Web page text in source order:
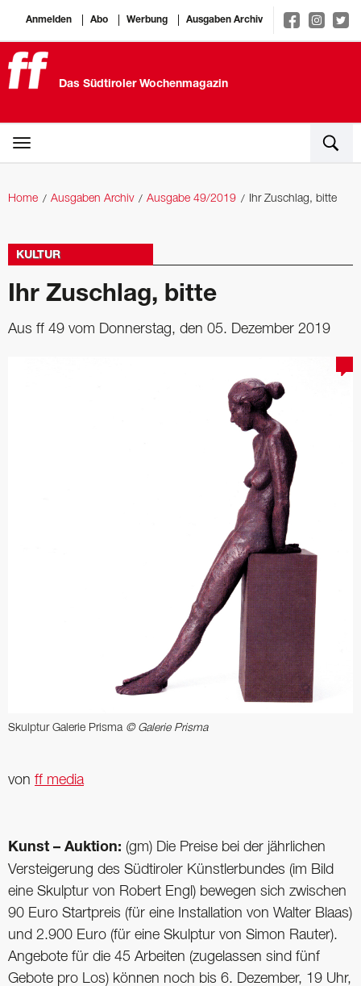
Anmelden Abo Werbung Ausgaben Archiv
Das Südtiroler Wochenmagazin
Home Ausgaben Archiv Ausgabe 49/2019 Ihr Zuschlag, bitte
KULTUR
Ihr Zuschlag, bitte
Aus ff 49 vom Donnerstag, den 05. Dezember 2019
Skulptur Galerie Prisma © Galerie Prisma
von ff media
Kunst – Auktion: (gm) Die Preise bei der jährlichen
Versteigerung des Südtiroler Künstlerbundes (im Bild
eine Skulptur von Robert Engl) bewegen sich zwischen
90 Euro Startpreis (für eine Installation von Walter Blaas)
und 2.900 Euro (für eine Skulptur von Simon Rauter).
Angebote für die 45 Arbeiten (zugelassen sind fünf
Gebote pro Los) können noch bis 6. Dezember, 19 Uhr,